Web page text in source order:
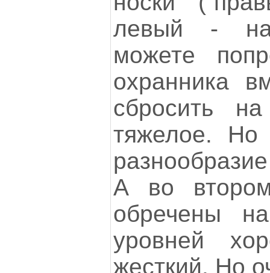
левый -
можете
охранника
сбросить
тяжелое. Но
А во
обречены
уровней
жесткий. Но